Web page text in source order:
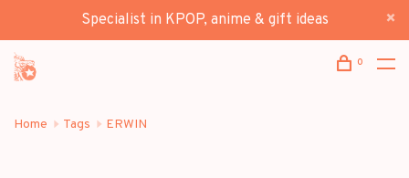
Specialist in KPOP, anime & gift ideas
0
Home Tags ERWIN